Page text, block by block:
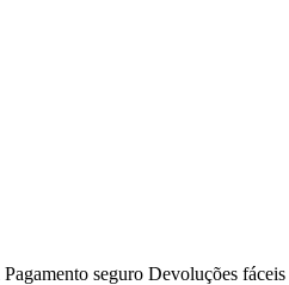
Pagamento seguro Devoluções fáceis